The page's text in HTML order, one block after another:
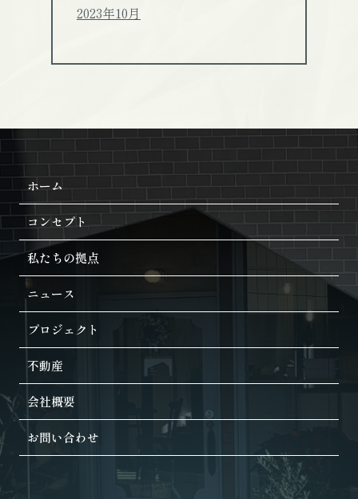
2023年10月
ホーム
コンセプト
私たちの拠点
ニュース
プロジェクト
不動産
会社概要
お問い合わせ